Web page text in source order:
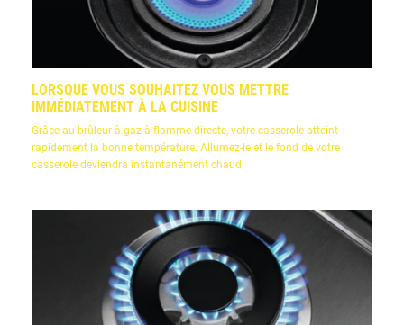
LORSQUE VOUS SOUHAITEZ VOUS METTRE
IMMÉDIATEMENT À LA CUISINE
Grâce au brûleur à gaz à flamme directe, votre casserole atteint
rapidement la bonne température. Allumez-le et le fond de votre
casserole deviendra instantanément chaud.